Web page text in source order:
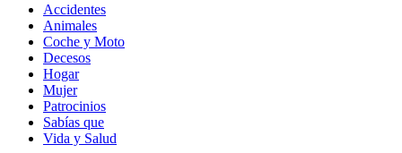
Accidentes
Animales
Coche y Moto
Decesos
Hogar
Mujer
Patrocinios
Sabías que
Vida y Salud